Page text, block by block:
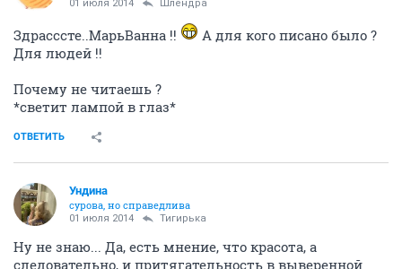
01 июля 2014 Шлёндра
Здрасссте..МарьВанна !!
А для кого писано было ?
Для людей !!
Почему не читаешь ?
*светит лампой в глаз*
ОТВЕТИТЬ
Ундинa
сурова, но справедлива
01 июля 2014 Тигирька
Ну не знаю... Да, есть мнение, что красота, а
следовательно, и притягательность в выверенной